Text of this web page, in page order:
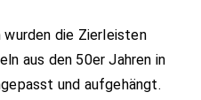
die Zierleisten
aus den 50er Jahren in
und aufgehängt.